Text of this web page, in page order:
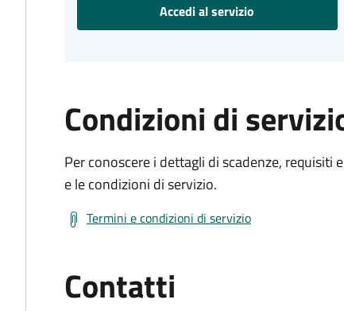
Accedi al servizio
Condizioni di
Per conoscere i dettagli di scadenze,
e le condizioni di servizio.
Termini e condizioni di servizio
Contatti